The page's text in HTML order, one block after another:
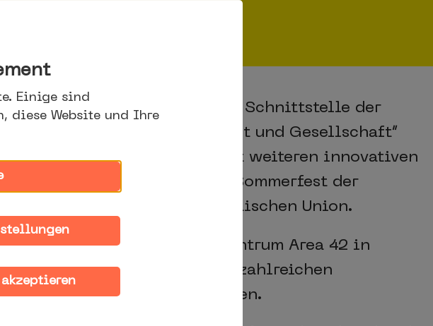
Einige sind
diese Website und Ihre
(Saale) trifft Europa – an der Schnittstelle der
von Wissenschaft, Wirtschaft und Gesellschaft“
gemeinsam mit weiteren innovativen
am 3. Juni 2026 auf dem Sommerfest der
Anhalt bei der Europäischen Union.
den Weg in das Kongresszentrum Area 42 in
vielfältiges Programm mit zahlreichen
inspirierenden Redebeiträgen.